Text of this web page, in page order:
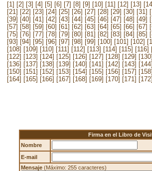
[1] [2] [3] [4] [5] [6] [7] [8] [9] [10] [11] [12] [13]
[21] [22] [23] [24] [25] [26] [27] [28] [29] [30] [31]
[39] [40] [41] [42] [43] [44] [45] [46] [47] [48] [49]
[57] [58] [59] [60] [61] [62] [63] [64] [65] [66] [67]
[75] [76] [77] [78] [79] [80] [81] [82] [83] [84] [85]
[93] [94] [95] [96] [97] [98] [99] [100] [101] [102]
[108] [109] [110] [111] [112] [113] [114] [115] [116]
[122] [123] [124] [125] [126] [127] [128] [129]
[136] [137] [138] [139] [140] [141] [142] [143]
[150] [151] [152] [153] [154] [155] [156] [157]
[164] [165] [166] [167] [168] [169] [170] [171]
Firma en el Libro de
Nombre
E-mail
Mensaje (Máximo: 255 caracteres)